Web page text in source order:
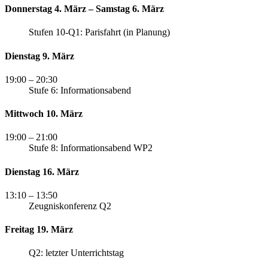
Donnerstag 4. März – Samstag 6. März
Stufen 10-Q1: Parisfahrt (in Planung)
Dienstag 9. März
19:00 – 20:30
Stufe 6: Informationsabend
Mittwoch 10. März
19:00 – 21:00
Stufe 8: Informationsabend WP2
Dienstag 16. März
13:10 – 13:50
Zeugniskonferenz Q2
Freitag 19. März
Q2: letzter Unterrichtstag